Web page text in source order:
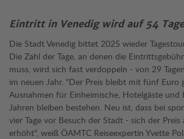
Eintritt in Venedig wird auf 54
Die Stadt Venedig bittet 2025 wieder
Die Zahl der Tage, an denen die
muss, wird sich fast verdoppeln - von 29
im neuen Jahr. "Der Preis bleibt mit fünf Euro
Ausnahmen für Einheimische, Hotelgäste
Jahren bleiben bestehen. Neu ist, dass bei
vier Tage vor Besuch der Stadt - sich der Preis
erhöht", weiß ÖAMTC Reiseexpertin Yvette